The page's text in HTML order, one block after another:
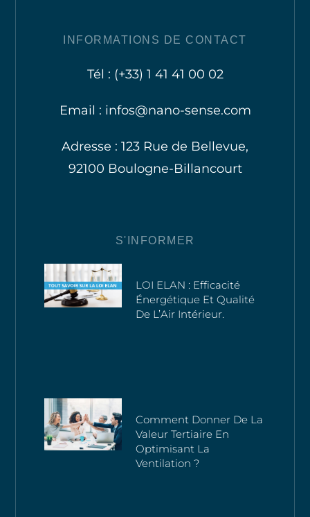
INFORMATIONS DE CONTACT
Tél : (+33) 1 41 41 00 02
Email : infos@nano-sense.com
Adresse : 123 Rue de Bellevue,
92100 Boulogne-Billancourt
S'INFORMER
LOI ELAN : Efficacité
Énergétique Et Qualité
De L’Air Intérieur.
Comment Donner De La
Valeur Tertiaire En
Optimisant La
Ventilation ?